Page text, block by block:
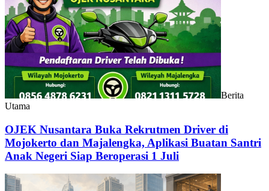
Berita
Utama
OJEK Nusantara Buka Rekrutmen Driver di
Mojokerto dan Majalengka, Aplikasi Buatan Santri
Anak Negeri Siap Beroperasi 1 Juli